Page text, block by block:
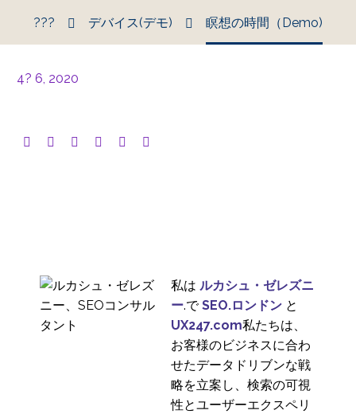
??? デバイス(デモ) 瞑想の時間（Demo)
4? 6, 2020
私は ルカシュ・ゼレズニ
ー.でSEO.ロンドン と
UX247.com私たちは、
お客様のビジネスに合わ
せたデータドリブンな戦
略を立案し、検索の可視
性とユーザーエクスペリ